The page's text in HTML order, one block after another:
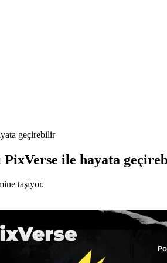
geçirebilir
PixVerse ile hayata
taşıyor.